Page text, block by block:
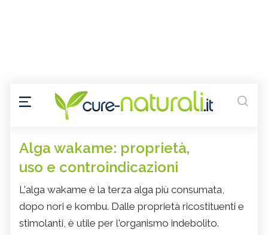
Alga wakame: proprietà,
uso e controindicazioni
L'alga wakame è la terza alga più consumata,
dopo nori e kombu. Dalle proprietà ricostituenti e
stimolanti, è utile per l'organismo indebolito.